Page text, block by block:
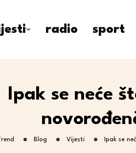
radio sport
Ipak se neće
Blog Vijesti Ipak se